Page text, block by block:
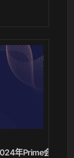
年Prime会员日